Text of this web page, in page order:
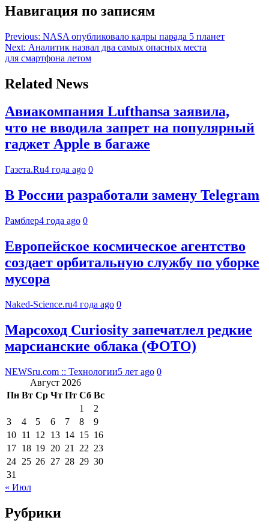
Навигация по записям
Previous: NASA опубликовало кадры парада 5 планет
Next: Аналитик назвал два самых опасных места
для смартфона летом
Related News
Авиакомпания Lufthansa заявила,
что не вводила запрет на популярный
гаджет Apple в багаже
Газета.Ru4 года ago 0
В России разработали замену Telegram
Рамблер4 года ago 0
Европейское космическое агентство
создает орбитальную службу по уборке
мусора
Naked-Science.ru4 года ago 0
Марсоход Curiosity запечатлел редкие
марсианские облака (ФОТО)
NEWSru.com :: Технологии5 лет ago 0
Август 2026
Пн Вт Ср Чт Пт Сб Вс
1
2
3
4 5 6 7 8
9
10 11 12 13 14 15 16
17 18 19 20 21 22 23
24 25 26 27 28 29 30
31
« Июл
Рубрики